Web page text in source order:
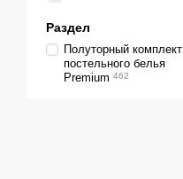
Раздел
Полуторный комплект
постельного белья
Premium 462